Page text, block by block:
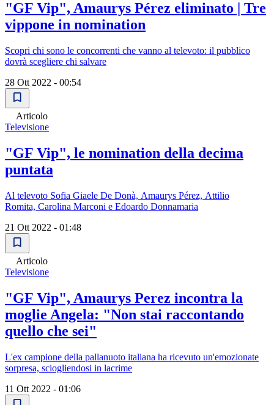
"GF Vip", Amaurys Pérez eliminato | Tre
vippone in nomination
Scopri chi sono le concorrenti che vanno al televoto: il pubblico
dovrà scegliere chi salvare
28 Ott 2022 - 00:54
Articolo
Televisione
"GF Vip", le nomination della decima
puntata
Al televoto Sofia Giaele De Donà, Amaurys Pérez, Attilio
Romita, Carolina Marconi e Edoardo Donnamaria
21 Ott 2022 - 01:48
Articolo
Televisione
"GF Vip", Amaurys Perez incontra la
moglie Angela: "Non stai raccontando
quello che sei"
L'ex campione della pallanuoto italiana ha ricevuto un'emozionate
sorpresa, sciogliendosi in lacrime
11 Ott 2022 - 01:06